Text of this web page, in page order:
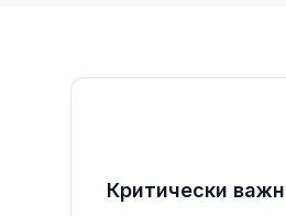
Критически